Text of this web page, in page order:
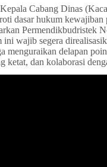
Cabang Dinas
dasar hukum kewajiban
Permendikbudristek
wajib segera
menguraikan delapan
ketat, dan kolaborasi